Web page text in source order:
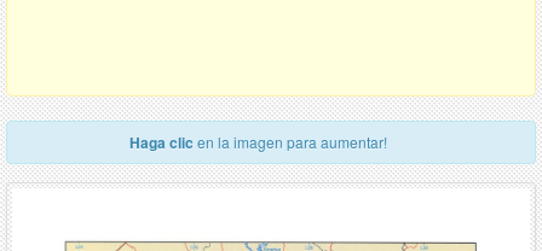
Haga clic en la imagen para aumentar!